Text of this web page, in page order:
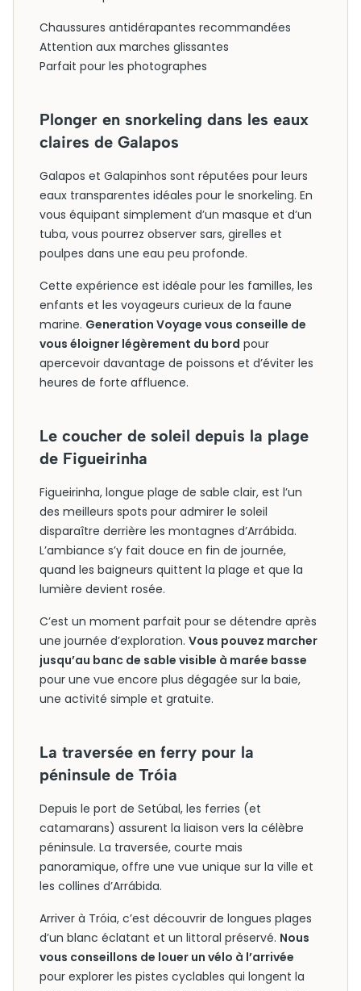
Chaussures antidérapantes recommandées
Attention aux marches glissantes
Parfait pour les photographes
Plonger en snorkeling dans les eaux
claires de Galapos
Galapos et Galapinhos sont réputées pour leurs
eaux transparentes idéales pour le snorkeling. En
vous équipant simplement d’un masque et d’un
tuba, vous pourrez observer sars, girelles et
poulpes dans une eau peu profonde.
Cette expérience est idéale pour les familles, les
enfants et les voyageurs curieux de la faune
marine. Generation Voyage vous conseille de
vous éloigner légèrement du bord pour
apercevoir davantage de poissons et d’éviter les
heures de forte affluence.
Le coucher de soleil depuis la plage
de Figueirinha
Figueirinha, longue plage de sable clair, est l’un
des meilleurs spots pour admirer le soleil
disparaître derrière les montagnes d’Arrábida.
L’ambiance s’y fait douce en fin de journée,
quand les baigneurs quittent la plage et que la
lumière devient rosée.
C’est un moment parfait pour se détendre après
une journée d’exploration. Vous pouvez marcher
jusqu’au banc de sable visible à marée basse
pour une vue encore plus dégagée sur la baie,
une activité simple et gratuite.
La traversée en ferry pour la
péninsule de Tróia
Depuis le port de Setúbal, les ferries (et
catamarans) assurent la liaison vers la célèbre
péninsule. La traversée, courte mais
panoramique, offre une vue unique sur la ville et
les collines d’Arrábida.
Arriver à Tróia, c’est découvrir de longues plages
d’un blanc éclatant et un littoral préservé. Nous
vous conseillons de louer un vélo à l’arrivée
pour explorer les pistes cyclables qui longent la